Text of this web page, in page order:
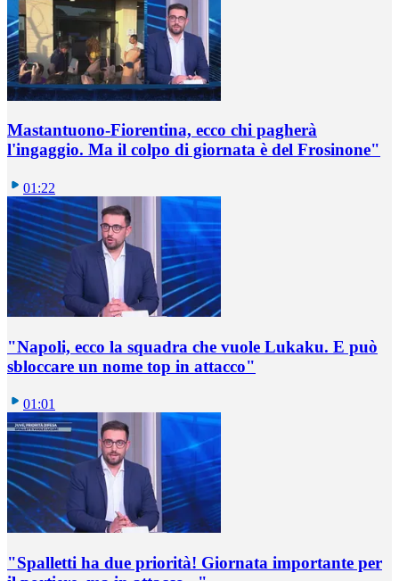
Mastantuono-Fiorentina, ecco chi pagherà
l'ingaggio. Ma il colpo di giornata è del Frosinone"
01:22
"Napoli, ecco la squadra che vuole Lukaku. E può
sbloccare un nome top in attacco"
01:01
"Spalletti ha due priorità! Giornata importante per